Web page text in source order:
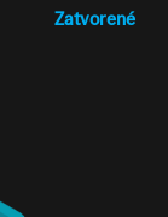
Zatvorené